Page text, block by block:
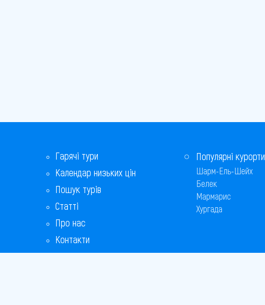
Сонячний берег
Софія
Царево
Чайка
Гарячі тури
Календар низьких цін
Пошук турів
Статті
Про нас
Контакти
Бонусна програма
Популярні курорти
Шарм-Ель-Шейх
Белек
Мармарис
Хургада